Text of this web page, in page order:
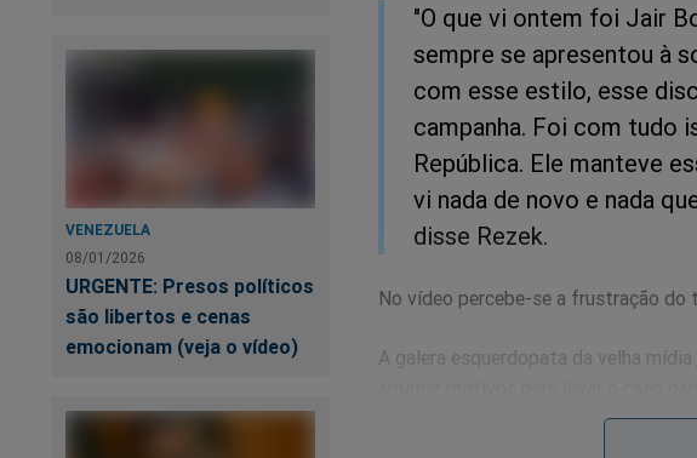
VENEZUELA
08/01/2026
URGENTE: Presos políticos
são libertos e cenas
emocionam (veja o vídeo)
"O que vi ontem foi Jair
sempre se apresentou à
com esse estilo, esse
campanha. Foi com tudo
República. Ele manteve
vi nada de novo e nada
disse Rezek.
No vídeo percebe-se a frustração do
A galera esquerdopata da velha